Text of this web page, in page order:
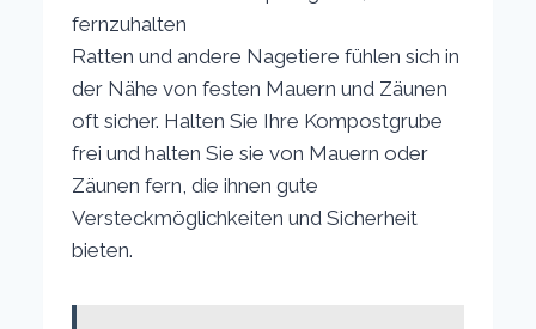
fernzuhalten
Ratten und andere Nagetiere fühlen sich in
der Nähe von festen Mauern und Zäunen
oft sicher. Halten Sie Ihre Kompostgrube
frei und halten Sie sie von Mauern oder
Zäunen fern, die ihnen gute
Versteckmöglichkeiten und Sicherheit
bieten.